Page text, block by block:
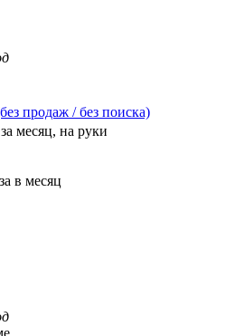
продаж / без поиска)
за месяц, на руки
в месяц